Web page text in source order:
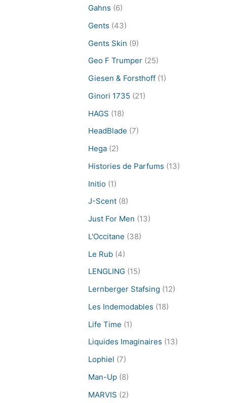
Gahns (6)
Gents (43)
Gents Skin (9)
Geo F Trumper (25)
Giesen & Forsthoff (1)
Ginori 1735 (21)
HAGS (18)
HeadBlade (7)
Hega (2)
Histories de Parfums (13)
Initio (1)
J-Scent (8)
Just For Men (13)
L'Occitane (38)
Le Rub (4)
LENGLING (15)
Lernberger Stafsing (12)
Les Indemodables (18)
Life Time (1)
Liquides Imaginaires (13)
Lophiel (7)
Man-Up (8)
MARVIS (2)